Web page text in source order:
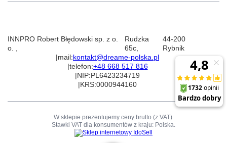
INNPRO Robert Błędowski sp. z o.
o.
Rudzka
65c,
44-200
Rybnik
|mail:kontakt@dreame-polska.pl
|telefon:+48 668 517 816
|NIP:PL6423234719
|KRS:0000944160
W sklepie prezentujemy ceny brutto (z VAT).
Stawki VAT dla konsumentów z kraju: Polska.